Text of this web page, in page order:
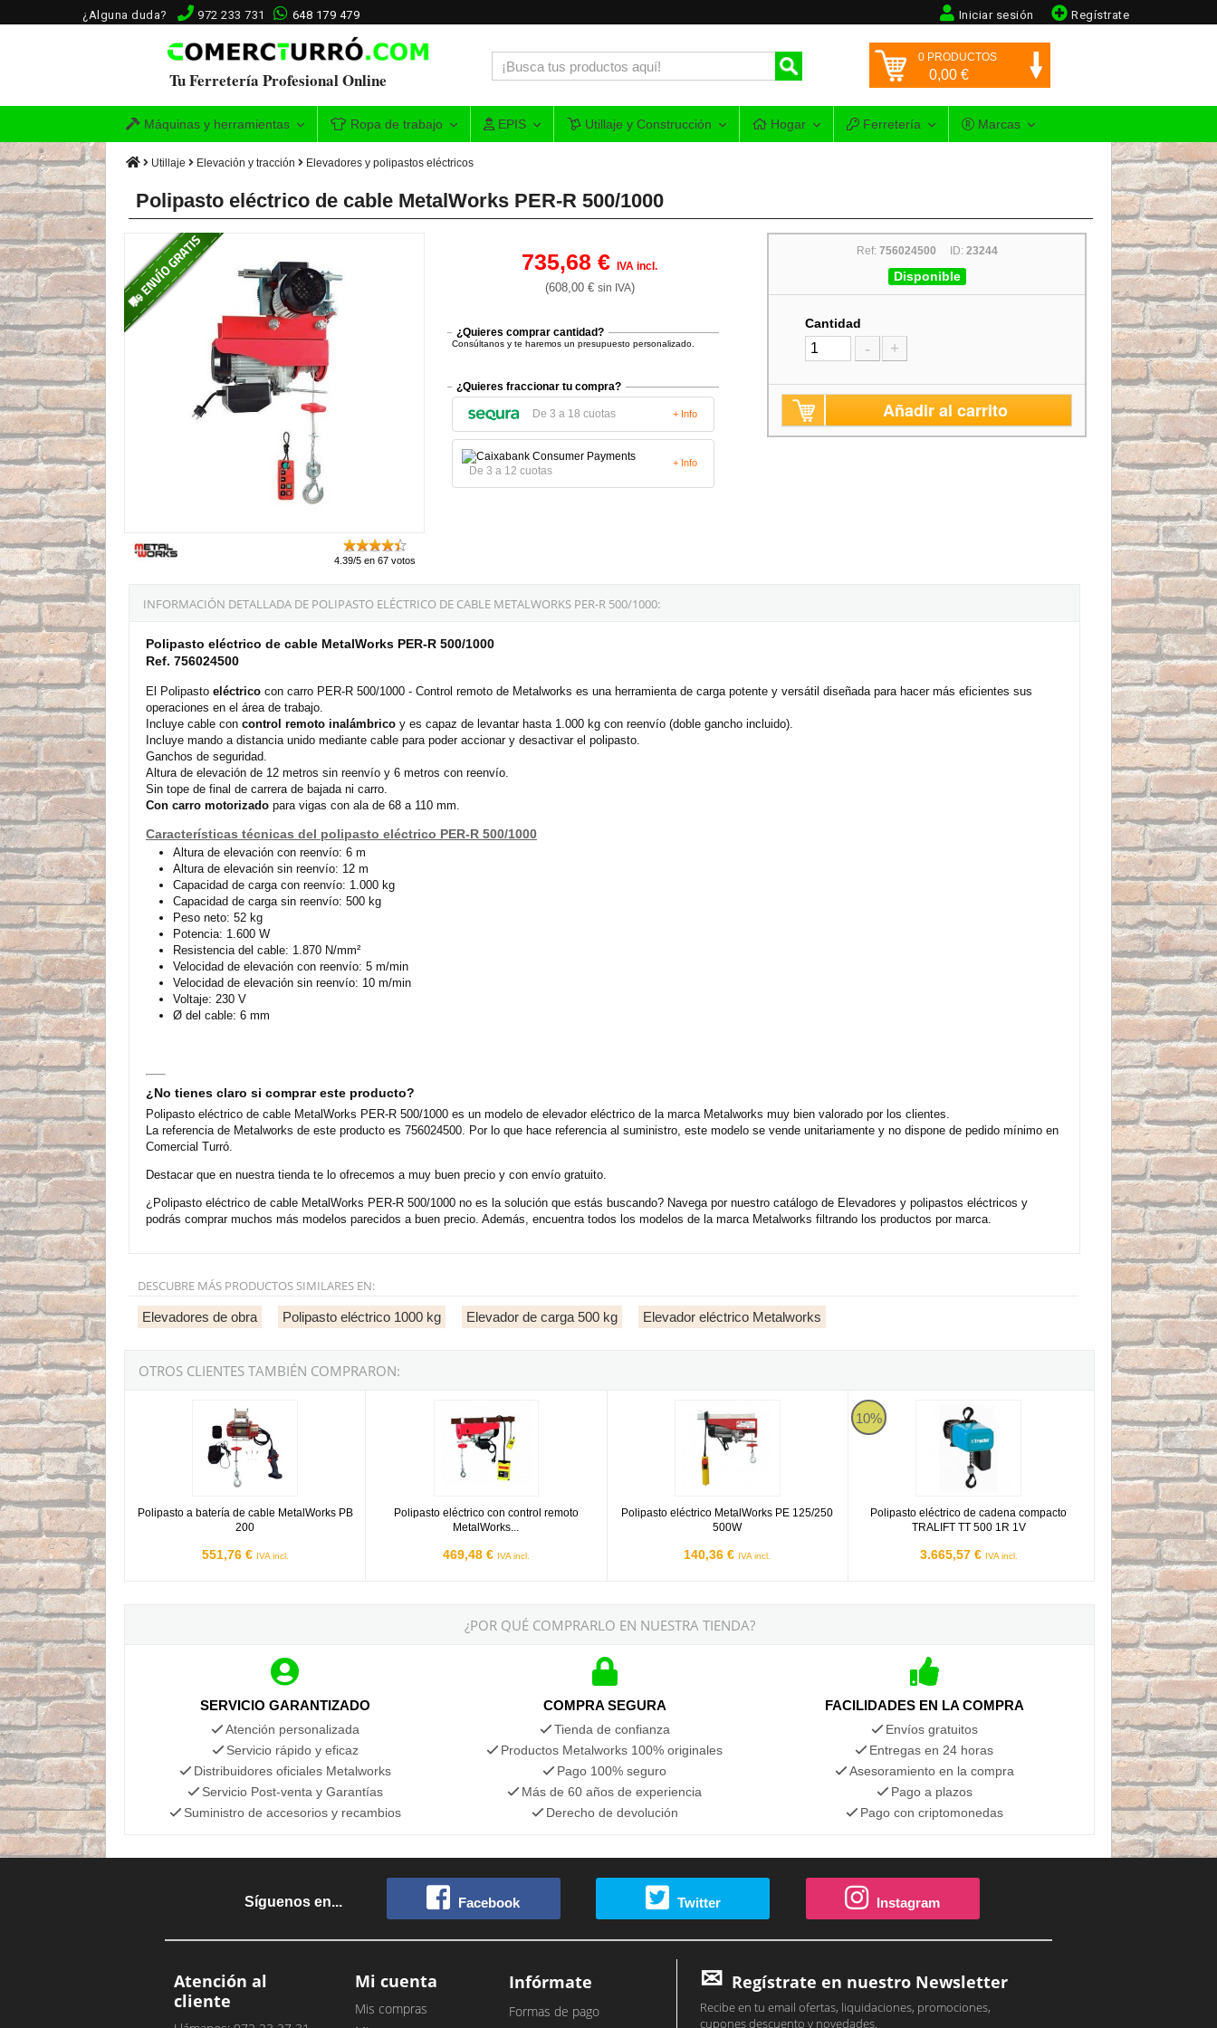
¿Alguna duda? 972 233 731 648 179 479 Regístrate
Iniciar sesión
Tu Ferretería Profesional Online
0 PRODUCTOS
0,00 €
Máquinas y herramientas Ropa de trabajo EPIS Utillaje y Construcción Hogar Ferretería Marcas
Utillaje Elevación y tracción Elevadores y polipastos eléctricos
Polipasto eléctrico de cable MetalWorks PER-R 500/1000
4.39/5 en 67 votos
735,68 €IVA incl.
(608,00 € sin IVA)
¿Quieres comprar cantidad?
Consúltanos y te haremos un presupuesto personalizado.
¿Quieres fraccionar tu compra?
De 3 a 18 cuotas + Info
De 3 a 12 cuotas
+ Info
Ref: 756024500 ID: 23244
Disponible
Cantidad
- +
Añadir al carrito
INFORMACIÓN DETALLADA DE POLIPASTO ELÉCTRICO DE CABLE METALWORKS PER-R 500/1000:
Polipasto eléctrico de cable MetalWorks PER-R 500/1000
Ref. 756024500
El Polipasto eléctrico con carro PER-R 500/1000 - Control remoto de Metalworks es una herramienta de carga potente y versátil diseñada para hacer más eficientes sus
operaciones en el área de trabajo.
Incluye cable con control remoto inalámbrico y es capaz de levantar hasta 1.000 kg con reenvío (doble gancho incluido).
Incluye mando a distancia unido mediante cable para poder accionar y desactivar el polipasto.
Ganchos de seguridad.
Altura de elevación de 12 metros sin reenvío y 6 metros con reenvío.
Sin tope de final de carrera de bajada ni carro.
Con carro motorizado para vigas con ala de 68 a 110 mm.
Características técnicas del polipasto eléctrico PER-R 500/1000
Altura de elevación con reenvío: 6 m
Altura de elevación sin reenvío: 12 m
Capacidad de carga con reenvío: 1.000 kg
Capacidad de carga sin reenvío: 500 kg
Peso neto: 52 kg
Potencia: 1.600 W
Resistencia del cable: 1.870 N/mm²
Velocidad de elevación con reenvío: 5 m/min
Velocidad de elevación sin reenvío: 10 m/min
Voltaje: 230 V
Ø del cable: 6 mm
¿No tienes claro si comprar este producto?
Polipasto eléctrico de cable MetalWorks PER-R 500/1000 es un modelo de elevador eléctrico de la marca Metalworks muy bien valorado por los clientes.
La referencia de Metalworks de este producto es 756024500. Por lo que hace referencia al suministro, este modelo se vende unitariamente y no dispone de pedido mínimo en
Comercial Turró.
Destacar que en nuestra tienda te lo ofrecemos a muy buen precio y con envío gratuito.
¿Polipasto eléctrico de cable MetalWorks PER-R 500/1000 no es la solución que estás buscando? Navega por nuestro catálogo de Elevadores y polipastos eléctricos y
podrás comprar muchos más modelos parecidos a buen precio. Además, encuentra todos los modelos de la marca Metalworks filtrando los productos por marca.
DESCUBRE MÁS PRODUCTOS SIMILARES EN:
Elevadores de obra Polipasto eléctrico 1000 kg Elevador de carga 500 kg Elevador eléctrico Metalworks
OTROS CLIENTES TAMBIÉN COMPRARON:
Polipasto a batería de cable MetalWorks PB
200
551,76 € IVA incl.
Polipasto eléctrico con control remoto
MetalWorks...
469,48 € IVA incl.
Polipasto eléctrico MetalWorks PE 125/250
500W
140,36 € IVA incl.
Polipasto eléctrico MetalWorks PE 125/250 500W
10%
Polipasto eléctrico de cadena compacto
TRALIFT TT 500 1R 1V
3.665,57 € IVA incl.
Polipasto eléctrico de cadena compacto TRALIFT TT 500 1R
¿POR QUÉ COMPRARLO EN NUESTRA TIENDA?
SERVICIO GARANTIZADO
Atención personalizada
Servicio rápido y eficaz
Distribuidores oficiales Metalworks
Servicio Post-venta y Garantías
Suministro de accesorios y recambios
COMPRA SEGURA
Tienda de confianza
Productos Metalworks 100% originales
Pago 100% seguro
Más de 60 años de experiencia
Derecho de devolución
FACILIDADES EN LA COMPRA
Envíos gratuitos
Entregas en 24 horas
Asesoramiento en la compra
Pago a plazos
Pago con criptomonedas
Síguenos en... Facebook Twitter Instagram
Atención al
cliente
Mi cuenta
Mis compras
Infórmate
Formas de pago
Regístrate en nuestro Newsletter
Recibe en tu email ofertas, liquidaciones, promociones,
cupones descuento y novedades.